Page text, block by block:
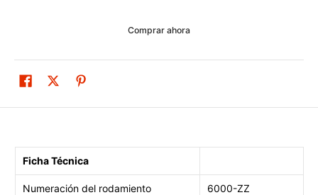
Comprar ahora
Ficha Técnica
Numeración del rodamiento 6000-ZZ